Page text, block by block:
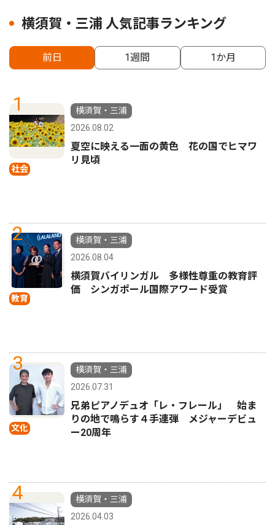
横須賀・三浦 人気記事ランキング
前日 1週間 1か月
1
社会
横須賀・三浦
2026.08.02
夏空に映える一面の黄色 花の国でヒマワ
リ見頃
2
教育
横須賀・三浦
2026.08.04
横須賀バイリンガル 多様性尊重の教育評
価 シンガポール国際アワード受賞
3
文化
横須賀・三浦
2026.07.31
兄弟ピアノデュオ「レ・フレール」 始ま
りの地で鳴らす４手連弾 メジャーデビュ
ー20周年
4
横須賀・三浦
2026.04.03